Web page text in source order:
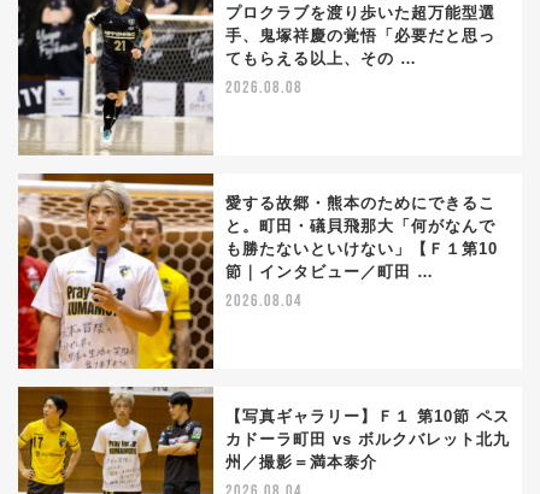
プロクラブを渡り歩いた超万能型選
手、鬼塚祥慶の覚悟「必要だと思っ
てもらえる以上、その …
2026.08.08
愛する故郷・熊本のためにできるこ
と。町田・礒貝飛那大「何がなんで
も勝たないといけない」【Ｆ１第10
節｜インタビュー／町田 …
2026.08.04
【写真ギャラリー】Ｆ１ 第10節 ペス
カドーラ町田 vs ボルクバレット北九
州／撮影＝満本泰介